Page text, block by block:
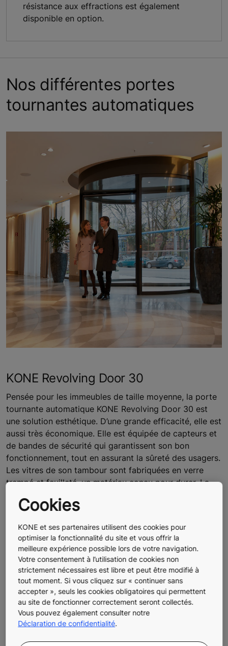
résistance aux effractions est également
disponible en option.
Nos différentes portes
tournantes automatiques
KONE Revolving Door 30
Pensée pour les immeubles de taille moyenne, la porte
tournante automatique KONE Revolving Door 30 est
une solution esthétique. D’une grande efficacité, elle est
aussi très économique. Elle est équipée de capteurs et
de bandes de sécurité qui garantissent son bon
fonctionnement, tout en assurant la sûreté des usagers.
Les vitres de son tambour sont fabriquées en verre
trempé et feuilleté, un matériau conçu pour durer. La
possède un système d’éclairage LED peu gourmand en
pliables.
Cette porte à tambour offre également une grande
résistance aux effractions de classe de résistance 2
(RC2). En effet, les équipements de cette classe sont
pensés pour résister aux effractions pendant 3 minutes
lorsque la porte automatique est verrouillée. Cela
empêche les effractions et cambriolages réalisés avec
des outils simples, comme un tournevis.
Cookies
KONE et ses partenaires utilisent des cookies pour
optimiser la fonctionnalité du site et vous offrir la
meilleure expérience possible lors de votre navigation.
Votre consentement à l’utilisation de cookies non
strictement nécessaires est libre et peut être modifié à
tout moment. Si vous cliquez sur « continuer sans
accepter », seuls les cookies obligatoires qui permettent
au site de fonctionner correctement seront collectés.
Vous pouvez également consulter notre
Déclaration de confidentialité.